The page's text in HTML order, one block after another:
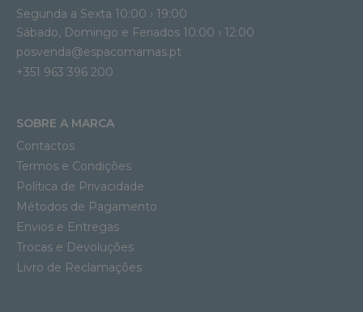
Segunda a Sexta 10:00 › 19:00
Sábado, Domingo e Feriados 10:00 › 12:00
posvenda@espacomamas.pt
+351 963 396 200
SOBRE A MARCA
Contactos
Termos e Condições
Política de Privacidade
Métodos de Pagamento
Envios e Entregas
Trocas e Devoluções
Livro de Reclamações